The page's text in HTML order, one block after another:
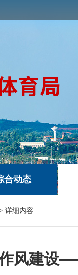
合动态
详细内容
风建设